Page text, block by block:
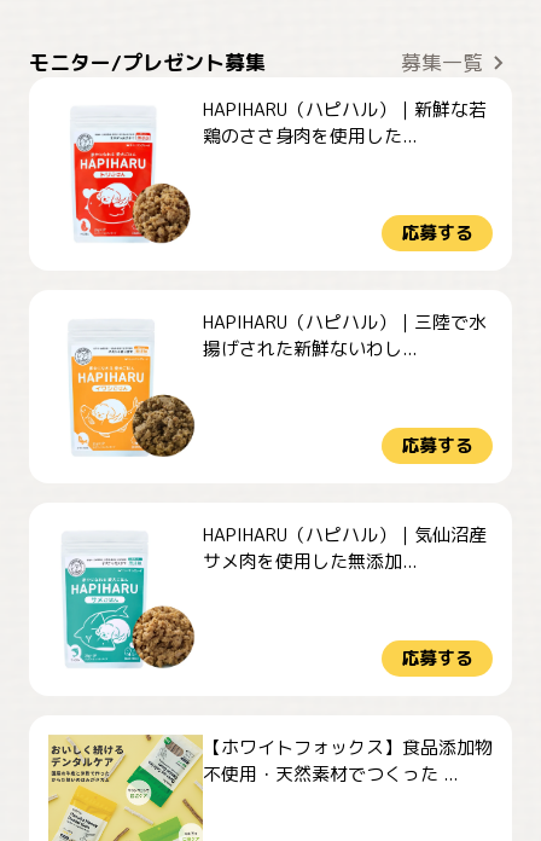
モニター/プレゼント募集 募集一覧
HAPIHARU（ハピハル）｜新鮮な若
鶏のささ身肉を使用した...
応募する
HAPIHARU（ハピハル）｜三陸で水
揚げされた新鮮ないわし...
応募する
HAPIHARU（ハピハル）｜気仙沼産
サメ肉を使用した無添加...
応募する
【ホワイトフォックス】食品添加物
不使用・天然素材でつくった ...